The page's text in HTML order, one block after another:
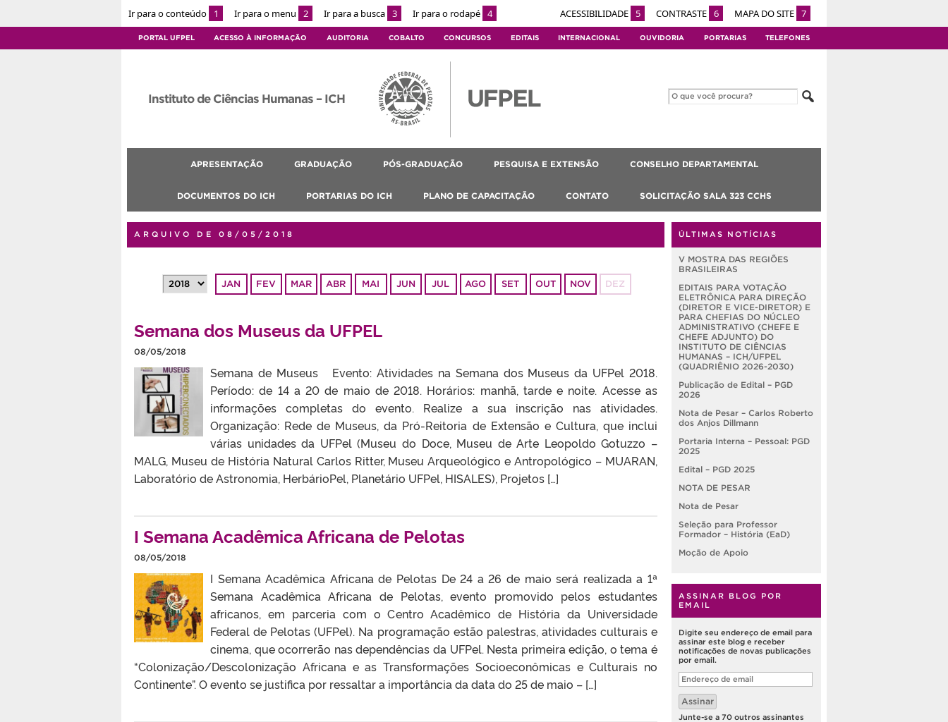
Ir para o conteúdo 1 Ir para o menu 2 Ir para a busca 3 Ir para o rodapé 4 ACESSIBILIDADE 5 CONTRASTE 6 MAPA DO SITE 7
PORTAL UFPEL ACESSO À INFORMAÇÃO AUDITORIA COBALTO CONCURSOS EDITAIS INTERNACIONAL OUVIDORIA PORTARIAS TELEFONES
Instituto de Ciências Humanas – ICH
APRESENTAÇÃO GRADUAÇÃO PÓS-GRADUAÇÃO PESQUISA E EXTENSÃO CONSELHO DEPARTAMENTAL
DOCUMENTOS DO ICH PORTARIAS DO ICH PLANO DE CAPACITAÇÃO CONTATO SOLICITAÇÃO SALA 323 CCHS
ARQUIVO DE 08/05/2018
JAN FEV MAR ABR MAI JUN JUL AGO SET OUT NOV DEZ
Semana dos Museus da UFPEL
08/05/2018
Semana de Museus Evento: Atividades na Semana dos Museus da UFPel 2018.
Período: de 14 a 20 de maio de 2018. Horários: manhã, tarde e noite. Acesse as
informações completas do evento. Realize a sua inscrição nas atividades.
Organização: Rede de Museus, da Pró-Reitoria de Extensão e Cultura, que inclui
várias unidades da UFPel (Museu do Doce, Museu de Arte Leopoldo Gotuzzo –
MALG, Museu de História Natural Carlos Ritter, Museu Arqueológico e Antropológico – MUARAN,
Laboratório de Astronomia, HerbárioPel, Planetário UFPel, HISALES), Projetos […]
I Semana Acadêmica Africana de Pelotas
08/05/2018
I Semana Acadêmica Africana de Pelotas De 24 a 26 de maio será realizada a 1ª
Semana Acadêmica Africana de Pelotas, evento promovido pelos estudantes
africanos, em parceria com o Centro Acadêmico de História da Universidade
Federal de Pelotas (UFPel). Na programação estão palestras, atividades culturais e
cinema, que ocorrerão nas dependências da UFPel. Nesta primeira edição, o tema é
“Colonização/Descolonização Africana e as Transformações Socioeconômicas e Culturais no
Continente”. O evento se justifica por ressaltar a importância da data do 25 de maio – […]
ÚLTIMAS NOTÍCIAS
V MOSTRA DAS REGIÕES
BRASILEIRAS
EDITAIS PARA VOTAÇÃO
ELETRÔNICA PARA DIREÇÃO
(DIRETOR E VICE-DIRETOR) E
PARA CHEFIAS DO NÚCLEO
ADMINISTRATIVO (CHEFE E
CHEFE ADJUNTO) DO
INSTITUTO DE CIÊNCIAS
HUMANAS – ICH/UFPEL
(QUADRIÊNIO 2026-2030)
Publicação de Edital – PGD
2026
Nota de Pesar – Carlos Roberto
dos Anjos Dillmann
Portaria Interna – Pessoal: PGD
2025
Edital – PGD 2025
NOTA DE PESAR
Nota de Pesar
Seleção para Professor
Formador – História (EaD)
Moção de Apoio
ASSINAR BLOG POR
EMAIL
Digite seu endereço de email para
assinar este blog e receber
notificações de novas publicações
por email.
Endereço
de
email
Assinar
Junte-se a 70 outros assinantes